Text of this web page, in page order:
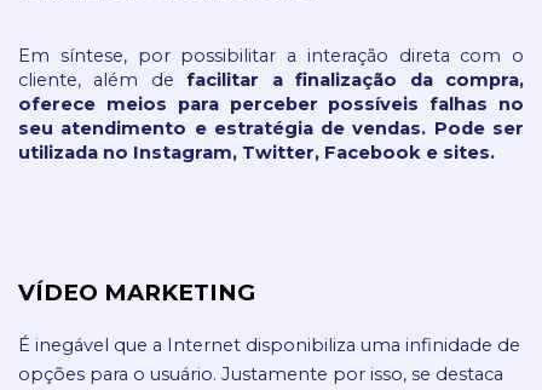
Em síntese, por possibilitar a interação direta com o
cliente, além de facilitar a finalização da compra,
oferece meios para perceber possíveis falhas no
seu atendimento e estratégia de vendas. Pode ser
utilizada no Instagram, Twitter, Facebook e sites.
VÍDEO MARKETING
É inegável que a Internet disponibiliza uma infinidade de
opções para o usuário. Justamente por isso, se destaca